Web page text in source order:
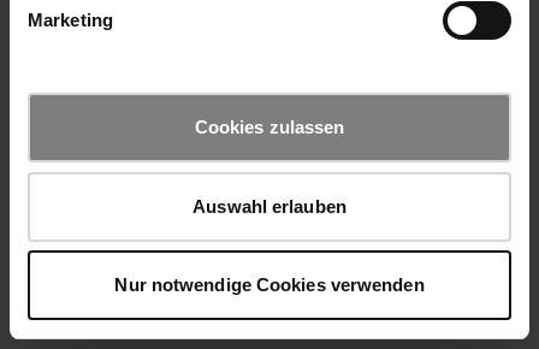
Marketing
Cookies zulassen
Auswahl erlauben
Nur notwendige Cookies verwenden